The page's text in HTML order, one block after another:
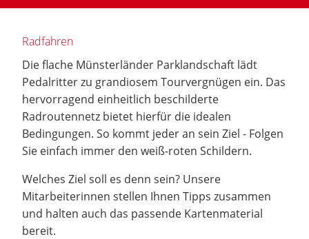
Radfahren
Die flache Münsterländer Parklandschaft lädt
Pedalritter zu grandiosem Tourvergnügen ein. Das
hervorragend einheitlich beschilderte
Radroutennetz bietet hierfür die idealen
Bedingungen. So kommt jeder an sein Ziel - Folgen
Sie einfach immer den weiß-roten Schildern.
Welches Ziel soll es denn sein? Unsere
Mitarbeiterinnen stellen Ihnen Tipps zusammen
und halten auch das passende Kartenmaterial
bereit.